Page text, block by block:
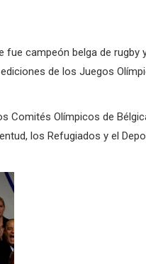
campeón belga de
de los Juegos
Olímpicos de
los Refugiados y el